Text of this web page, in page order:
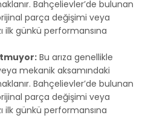
Bahçelievler’de bulunan
parça değişimi veya
ilk günkü performansına
Bu arıza genellikle
mekanik aksamındaki
Bahçelievler’de bulunan
parça değişimi veya
ilk günkü performansına